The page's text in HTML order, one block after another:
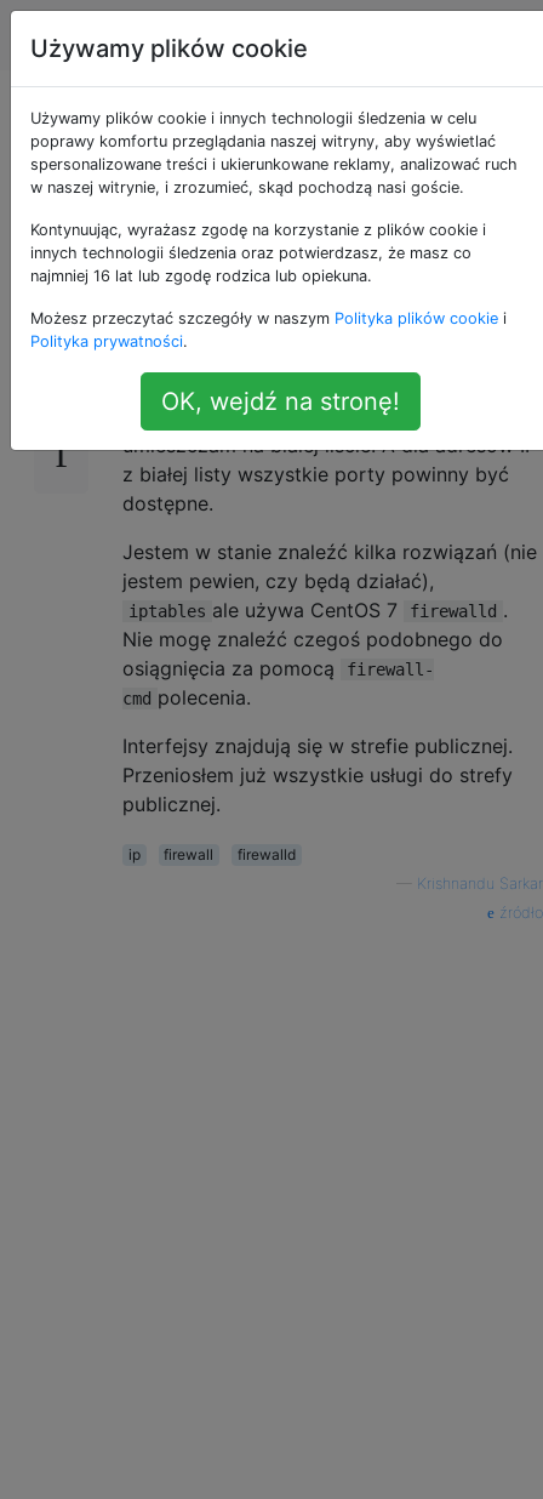
Unix & Linux
Źródłowe adresy IP
na białej liście w
CentOS 7
23
Chcę skonfigurować zaporę sieciową
przychodzące żądania były blokowane, z
wyjątkiem pochodzących z adresów IP, które
umieszczam na białej liście. A dla adresów IP
z białej listy wszystkie porty powinny być
dostępne.
Jestem w stanie znaleźć kilka rozwiązań (nie
jestem pewien, czy będą działać),
iptables ale używa CentOS 7 firewalld .
Nie mogę znaleźć czegoś podobnego do
osiągnięcia za pomocą
firewall-
cmd polecenia.
Interfejsy znajdują się w strefie publicznej.
Przeniosłem już wszystkie usługi do strefy
publicznej.
ip firewall
firewalld
Krishnandu Sarkar
źródło
Używamy plików cookie
Używamy plików cookie i innych technologii śledzenia w celu
poprawy komfortu przeglądania naszej witryny, aby wyświetlać
spersonalizowane treści i ukierunkowane reklamy, analizować ruch
w naszej witrynie, i zrozumieć, skąd pochodzą nasi goście.
Kontynuując, wyrażasz zgodę na korzystanie z plików cookie i
innych technologii śledzenia oraz potwierdzasz, że masz co
najmniej 16 lat lub zgodę rodzica lub opiekuna.
Możesz przeczytać szczegóły w naszym Polityka plików cookie i
Polityka prywatności.
OK, wejdź na stronę!